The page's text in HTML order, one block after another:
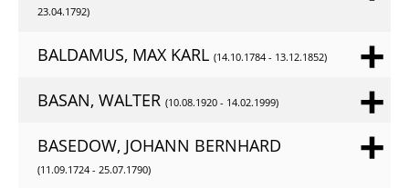
23.04.1792)
BALDAMUS, MAX KARL (14.10.1784 - 13.12.1852)
BASAN, WALTER (10.08.1920 - 14.02.1999)
BASEDOW, JOHANN BERNHARD
(11.09.1724 - 25.07.1790)